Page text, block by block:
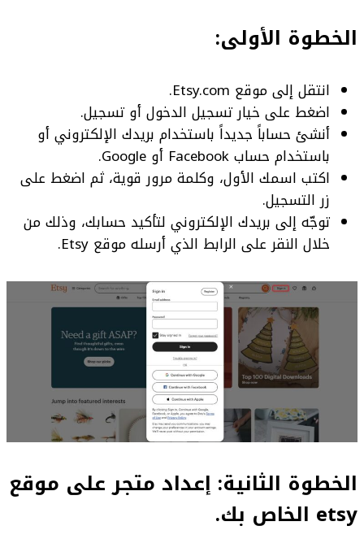
الخطوة الأولى:
انتقل إلى موقع Etsy.com.
اضغط على خيار تسجيل الدخول أو تسجيل.
أنشئ حساباً جديداً باستخدام بريدك الإلكتروني أو
باستخدام حساب Facebook أو Google.
اكتب اسمك الأول، وكلمة مرور قوية، ثم اضغط على
زر التسجيل.
توجّه إلى بريدك الإلكتروني لتأكيد حسابك، وذلك من
خلال النقر على الرابط الذي أرسله موقع Etsy.
الخطوة الثانية: إعداد متجر على موقع
etsy الخاص بك.